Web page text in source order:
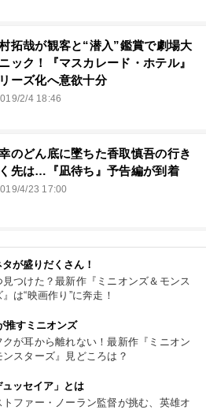
拓哉が観客と“潜入”鑑賞で劇場大
ック！『マスカレード・ホテル』
ーズ化へ意欲十分
2/4 18:46
のどん底に墜ちた香取慎吾の行き
先は…『凪待ち』予告編が到着
4/23 17:00
が盛りだくさん！
見つけた？最新作『ミニオンズ＆モンス
は“映画作り”に奔走！
推すミニオンズ
クが耳から離れない！最新作『ミニオン
ンスターズ』見どころは？
ュッセイア」とは
トファー・ノーラン監督が挑む、英雄オ